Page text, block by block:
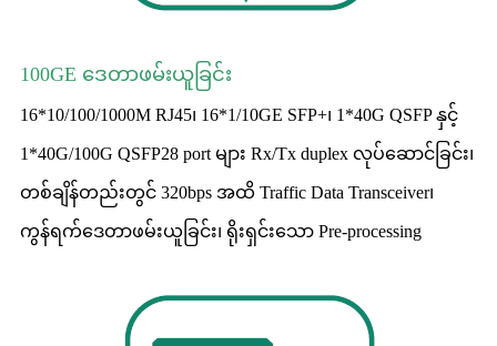
100GE ဒေတာဖမ်းယူခြင်း
16*10/100/1000M RJ45၊ 16*1/10GE SFP+၊ 1*40G QSFP နှင့်
1*40G/100G QSFP28 port များ Rx/Tx duplex လုပ်ဆောင်ခြင်း၊
တစ်ချိန်တည်းတွင် 320bps အထိ Traffic Data Transceiver၊
ကွန်ရက်ဒေတာဖမ်းယူခြင်း၊ ရိုးရှင်းသော Pre-processing